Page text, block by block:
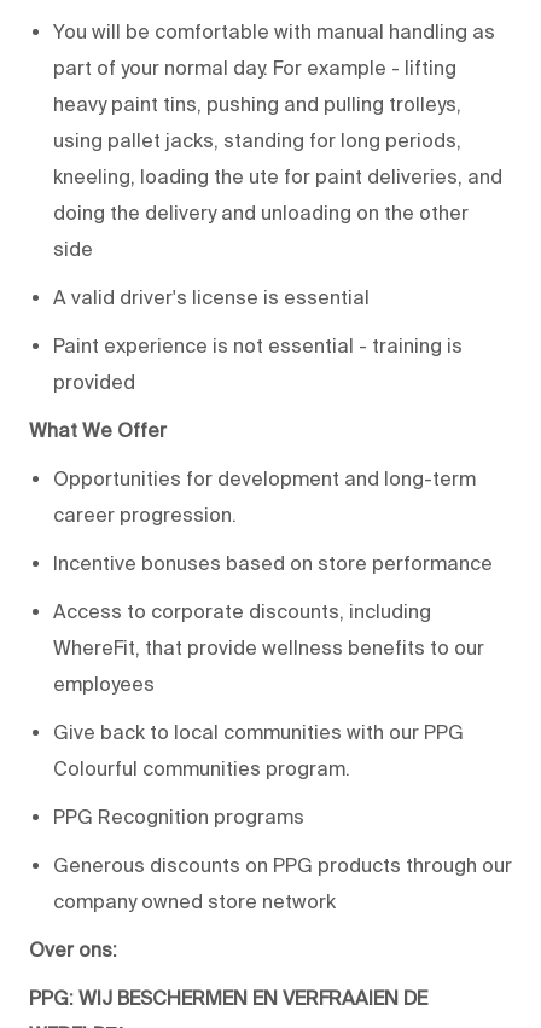
You will be comfortable with manual handling as
part of your normal day. For example - lifting
heavy paint tins, pushing and pulling trolleys,
using pallet jacks, standing for long periods,
kneeling, loading the ute for paint deliveries, and
doing the delivery and unloading on the other
side
A valid driver's license is essential
Paint experience is not essential - training is
provided
What We Offer
Opportunities for development and long-term
career progression.
Incentive bonuses based on store performance
Access to corporate discounts, including
WhereFit, that provide wellness benefits to our
employees
Give back to local communities with our PPG
Colourful communities program.
PPG Recognition programs
Generous discounts on PPG products through our
company owned store network
Over ons:
PPG: WIJ BESCHERMEN EN VERFRAAIEN DE